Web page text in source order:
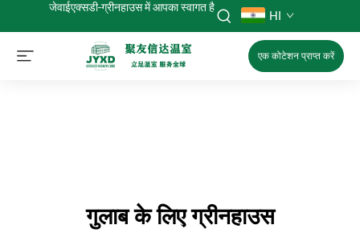
जेवाईएक्सडी-ग्रीनहाउस में आपका स्वागत है
HI
एक कोटेशन प्राप्त करें
गुलाब के लिए ग्रीनहाउस